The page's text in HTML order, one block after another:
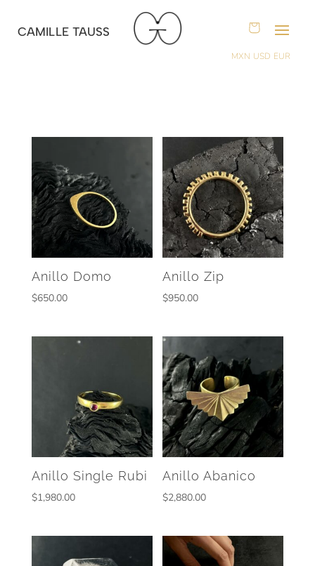
CAMILLE TAUSS
MXN USD EUR
Anillo Domo
$650.00
Anillo Zip
$950.00
Anillo Single Rubi
$1,980.00
Anillo Abanico
$2,880.00